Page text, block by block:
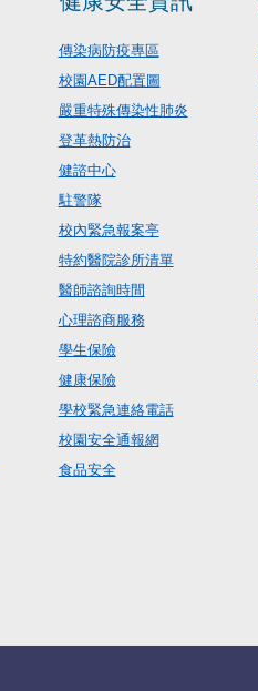
傳染病防疫專區
校園AED配置圖
嚴重特殊傳染性肺炎
登革熱防治
健諮中心
駐警隊
校內緊急報案亭
特約醫院診所清單
醫師諮詢時間
心理諮商服務
學生保險
健康保險
學校緊急連絡電話
校園安全通報網
食品安全